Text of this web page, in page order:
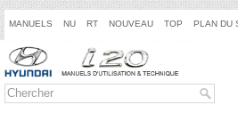
MANUELS NU RT NOUVEAU TOP PLAN DU